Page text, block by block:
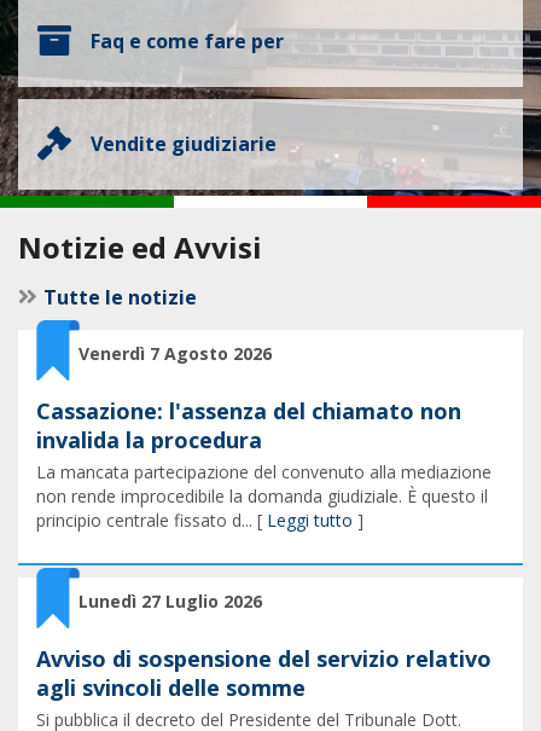
Faq e come fare per
Vendite giudiziarie
Notizie ed Avvisi
Tutte le notizie
Venerdì 7 Agosto 2026
Cassazione: l'assenza del chiamato non
invalida la procedura
La mancata partecipazione del convenuto alla mediazione
non rende improcedibile la domanda giudiziale. È questo il
principio centrale fissato d... [ Leggi tutto ]
Lunedì 27 Luglio 2026
Avviso di sospensione del servizio relativo
agli svincoli delle somme
Si pubblica il decreto del Presidente del Tribunale Dott.